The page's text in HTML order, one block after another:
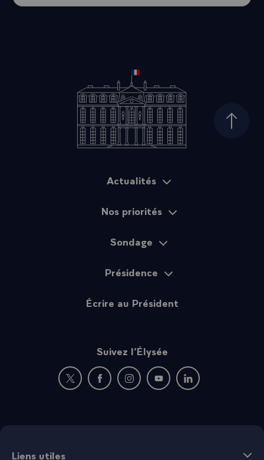
Haut
Actualités
Nos priorités
Sondage
Présidence
Écrire au Président
Suivez l’Élysée
Nouvelle fenêtre : rejoignez-nous sur Twitter
Nouvelle fenêtre : rejoignez-nous sur
Nouvelle fenêtre : rejoignez-nous
Nouvelle fenêtre :
Nouvelle fenêtre :
Liens utiles